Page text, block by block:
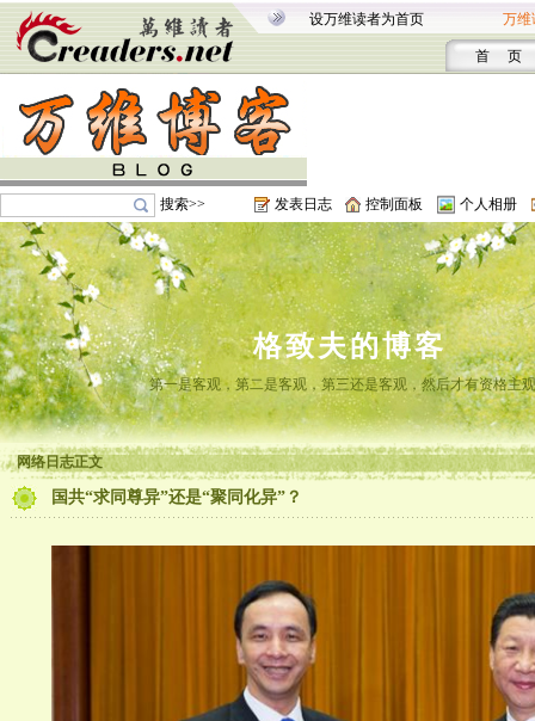
设万维读者为首页 万维
首 页
搜索>> 发表日志 控制面板 个人相册
格致夫的博客
第一是客观，第二是客观，第三还是客观，然后才有资格主
网络日志正文
国共“求同尊异”还是“聚同化异”？